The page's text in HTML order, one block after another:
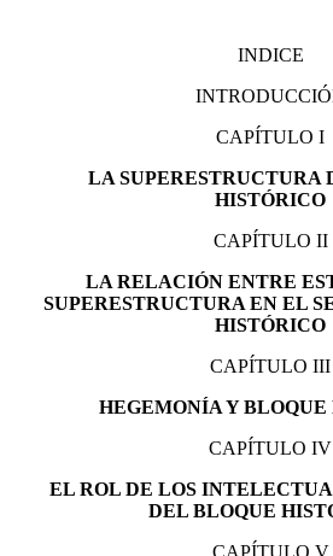
INDICE
CAPÍTULO I
LA SUPERESTRUCTURA
HISTÓRICO
CAPÍTULO II
LA RELACIÓN ENTRE
SUPERESTRUCTURA EN EL
HISTÓRICO
CAPÍTULO III
HEGEMONÍA Y BLOQUE
CAPÍTULO IV
EL ROL DE LOS
DEL BLOQUE